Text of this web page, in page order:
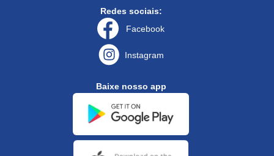
Redes sociais:
Facebook
Instagram
Baixe nosso app